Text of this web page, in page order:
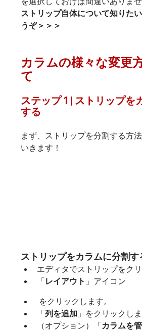
ストリップ自体について知りた
うぞ＞＞＞
カラムの様々な変更
て
ステップ 1 | ストリップを
する
まず、ストリップを分割する方
いきます！
ストリップをカラムに分割す
エディタでストリップをクリ
「レイアウト 」アイコン
をクリックします。
「列を追加 」をクリックしま
（オプション）「カラムを